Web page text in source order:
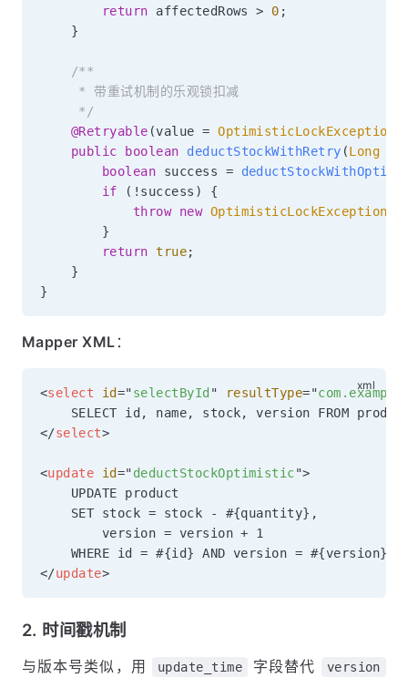
return affectedRows > 0 ;
}
/**
     * 带重试机制的乐观锁扣减
     */
@Retryable (value = OptimisticLockException
public
boolean deductStockWithRetry (Long
boolean success =
if
( ! success )
{
throw
new OptimisticLockException
}
return true;
}
}
Mapper XML ：
<select id="selectById " resultType="
</select>
<update id="deductStockOptimistic">
    UPDATE product
    SET stock = stock - #{quantity},
        version = version + 1
</update>
2. 时间戳机制
与版本号类似，用 update_time 字段替代 version